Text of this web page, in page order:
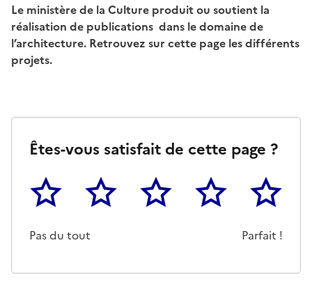
Le ministère de la Culture produit ou soutient la
réalisation de publications dans le domaine de
l’architecture. Retrouvez sur cette page les différents
projets.
Êtes-vous satisfait de cette page ?
1
Pas du tout
2 3 4 5
Parfait !